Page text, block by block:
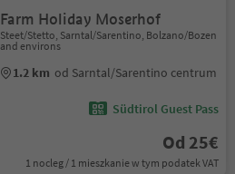
Farm Holiday Moserhof
Steet/Stetto, Sarntal/Sarentino, Bolzano/Bozen
and environs
1.2 km od Sarntal/Sarentino centrum
Südtirol Guest Pass
Od 25€
1 nocleg / 1 mieszkanie w tym podatek VAT